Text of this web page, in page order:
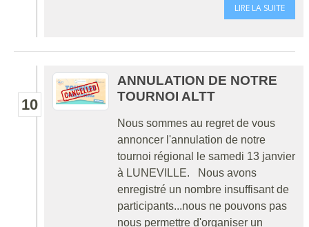
LIRE LA SUITE
10
ANNULATION DE NOTRE
TOURNOI ALTT
Nous sommes au regret de vous
annoncer l'annulation de notre
tournoi régional le samedi 13 janvier
à LUNEVILLE. Nous avons
enregistré un nombre insuffisant de
participants...nous ne pouvons pas
nous permettre d'organiser un